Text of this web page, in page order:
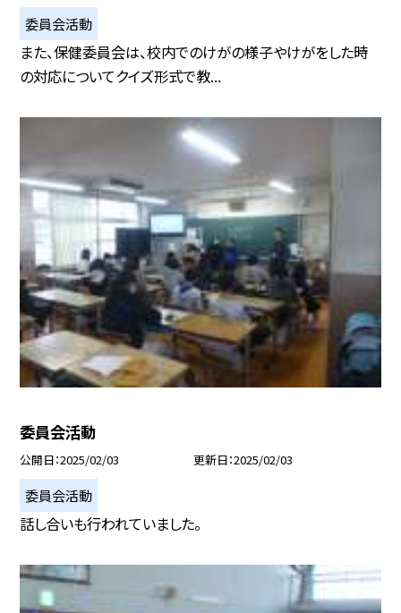
委員会活動
また、保健委員会は、校内でのけがの様子やけがをした時
の対応についてクイズ形式で教...
委員会活動
公開日 2025/02/03 更新日 2025/02/03
委員会活動
話し合いも行われていました。